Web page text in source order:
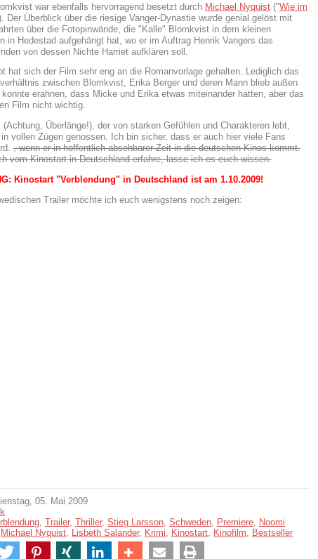
war ebenfalls hervorragend besetzt durch Michael Nyquist ("Wie im
Der Überblick über die riesige Vanger-Dynastie wurde genial gelöst mit
über die Fotopinwände, die "Kalle" Blomkvist in dem kleinen
in Hedestad aufgehängt hat, wo er im Auftrag Henrik Vangers das
von dessen Nichte Harriet aufklären soll.
hat sich der Film sehr eng an die Romanvorlage gehalten. Lediglich das
zwischen Blomkvist, Erika Berger und deren Mann blieb außen
erahnen, dass Micke und Erika etwas miteinander hatten, aber das
Film nicht wichtig.
(Achtung, Überlänge!), der von starken Gefühlen und Charakteren lebt,
in vollen Zügen genossen. Ich bin sicher, dass er auch hier viele Fans
, wenn er in hoffentlich absehbarer Zeit in die deutschen Kinos kommt.
vom Kinostart in Deutschland erfahre, lasse ich es euch wissen.
Kinostart "Verblendung" in Deutschland ist am 1.10.2009!
Trailer möchte ich euch wenigstens noch zeigen:
05. Mai 2009
, Trailer, Thriller, Stieg Larsson, Schweden, Premiere, Noomi
Michael Nyquist, Lisbeth Salander, Krimi, Kinostart, Kinofilm, Bestseller